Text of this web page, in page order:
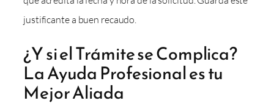
justificante a buen recaudo.
¿Y si el Trámite se Complica?
La Ayuda Profesional es tu
Mejor Aliada